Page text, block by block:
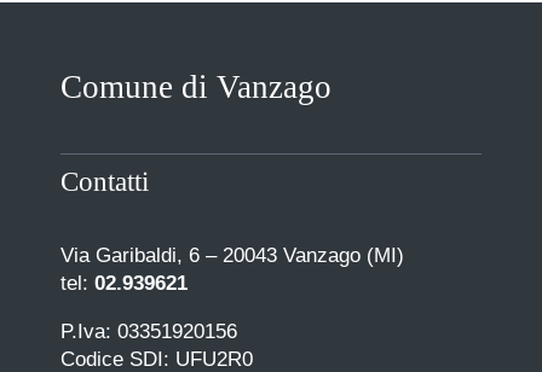
Comune di Vanzago
Contatti
Via Garibaldi, 6 – 20043 Vanzago (MI)
tel: 02.939621
P.Iva: 03351920156
Codice SDI: UFU2R0